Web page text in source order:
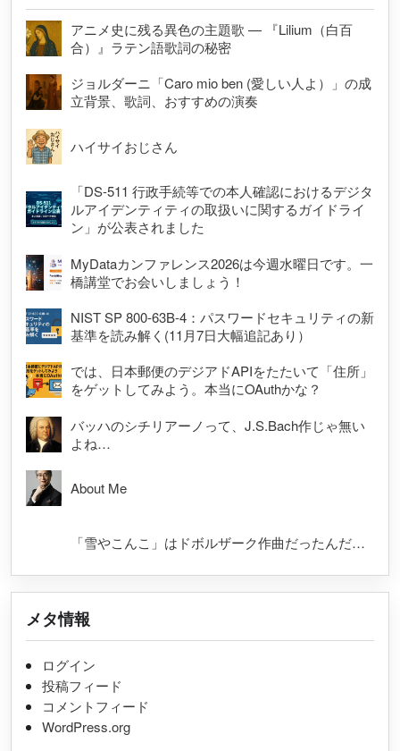
アニメ史に残る異色の主題歌 — 『Lilium（白百
合）』ラテン語歌詞の秘密
ジョルダーニ「Caro mio ben (愛しい人よ）」の成
立背景、歌詞、おすすめの演奏
ハイサイおじさん
「DS-511 行政手続等での本人確認におけるデジタ
ルアイデンティティの取扱いに関するガイドライ
ン」が公表されました
MyDataカンファレンス2026は今週水曜日です。一
橋講堂でお会いしましょう！
NIST SP 800-63B-4：パスワードセキュリティの新
基準を読み解く(11月7日大幅追記あり）
では、日本郵便のデジアドAPIをたたいて「住所」
をゲットしてみよう。本当にOAuthかな？
バッハのシチリアーノって、J.S.Bach作じゃ無い
よね…
About Me
「雪やこんこ」はドボルザーク作曲だったんだ…
メタ情報
ログイン
投稿フィード
コメントフィード
WordPress.org